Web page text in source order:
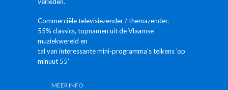
Commerciële televisiezender / themazender.
55% classics, topnamen uit de Vlaamse
muziekwereld en
tal van interessante mini-programma's telkens 'op
minuut 55'
MEER INFO